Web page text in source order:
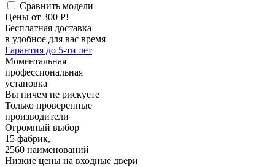
Сравнить модели
Цены от 300 Р!
Бесплатная доставка
в удобное для вас время
Гарантия до 5-ти лет
Моментальная
профессиональная
установка
Вы ничем не рискуете
Только проверенные
производители
Огромный выбор
15 фабрик,
2560 наименований
Низкие цены на входные двери